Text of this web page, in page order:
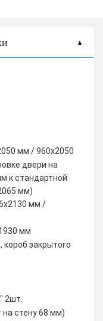
мм / 960х2050
двери на
к стандартной
мм)
мм /
мм
короб закрытого
2шт.
стену 68 мм)